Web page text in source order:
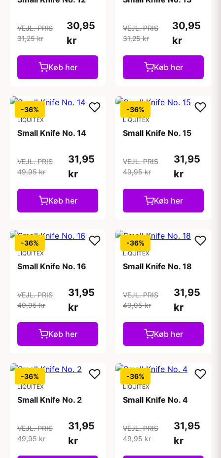
VEJL. PRIS
31,25 kr
30,95
kr
Køb her
VEJL. PRIS
31,25 kr
30,95
kr
Køb her
-36%
LIQUITEX
Small Knife No. 14
VEJL. PRIS
49,95 kr
31,95
kr
Køb her
-36%
LIQUITEX
Small Knife No. 15
VEJL. PRIS
49,95 kr
31,95
kr
Køb her
-36%
LIQUITEX
Small Knife No. 16
VEJL. PRIS
49,95 kr
31,95
kr
Køb her
-36%
LIQUITEX
Small Knife No. 18
VEJL. PRIS
49,95 kr
31,95
kr
Køb her
-36%
LIQUITEX
Small Knife No. 2
VEJL. PRIS
49,95 kr
31,95
kr
-36%
LIQUITEX
Small Knife No. 4
VEJL. PRIS
49,95 kr
31,95
kr